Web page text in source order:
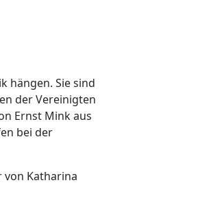
hängen. Sie sind
der Vereinigten
Ernst Mink aus
bei der
Katharina